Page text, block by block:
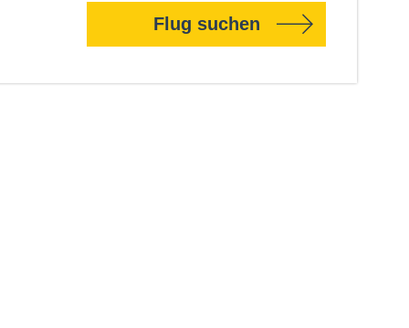
Flug suchen